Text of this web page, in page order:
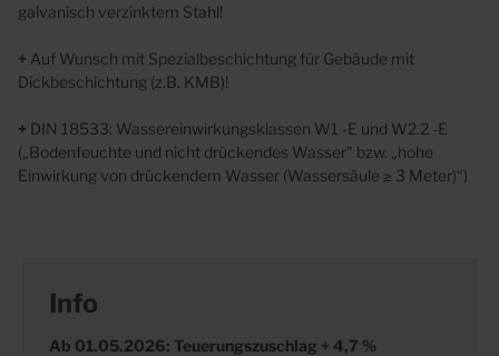
galvanisch verzinktem Stahl!
+ Auf Wunsch mit Spezialbeschichtung für Gebäude mit
Dickbeschichtung (z.B. KMB)!
+ DIN 18533: Wassereinwirkungsklassen W1 -E und W2.2 -E
(„Bodenfeuchte und nicht drückendes Wasser" bzw. „hohe
Einwirkung von drückendem Wasser (Wassersäule ≥ 3 Meter)“)
Info
Ab 01.05.2026: Teuerungszuschlag + 4,7 %